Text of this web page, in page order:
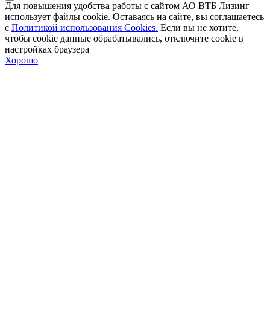
Для повышения удобства работы с сайтом АО ВТБ Лизинг
использует файлы cookie. Оставаясь на сайте, вы соглашаетесь
с Политикой использования Cookies. Если вы не хотите,
чтобы сookie данные обрабатывались, отключите cookie в
настройках браузера
Хорошо